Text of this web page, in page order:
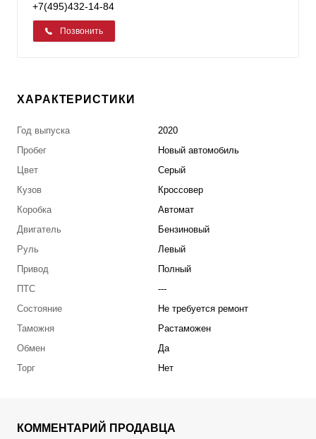
+7(495)432-14-84
Позвонить
ХАРАКТЕРИСТИКИ
Год выпуска
2020
Пробег
Новый автомобиль
Цвет
Серый
Кузов
Кроссовер
Коробка
Автомат
Двигатель
Бензиновый
Руль
Левый
Привод
Полный
ПТС
---
Состояние
Не требуется ремонт
Таможня
Растаможен
Обмен
Да
Торг
Нет
КОММЕНТАРИЙ ПРОДАВЦА